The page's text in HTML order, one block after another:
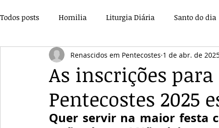
Todos posts Homilia Liturgia Diária Santo do dia
Pentecostes Galeria Orações Saúde
As inscrições
Pentecostes 2025
Renascidos em Pentecostes 1 de abr. de
Quer servir na maior festa